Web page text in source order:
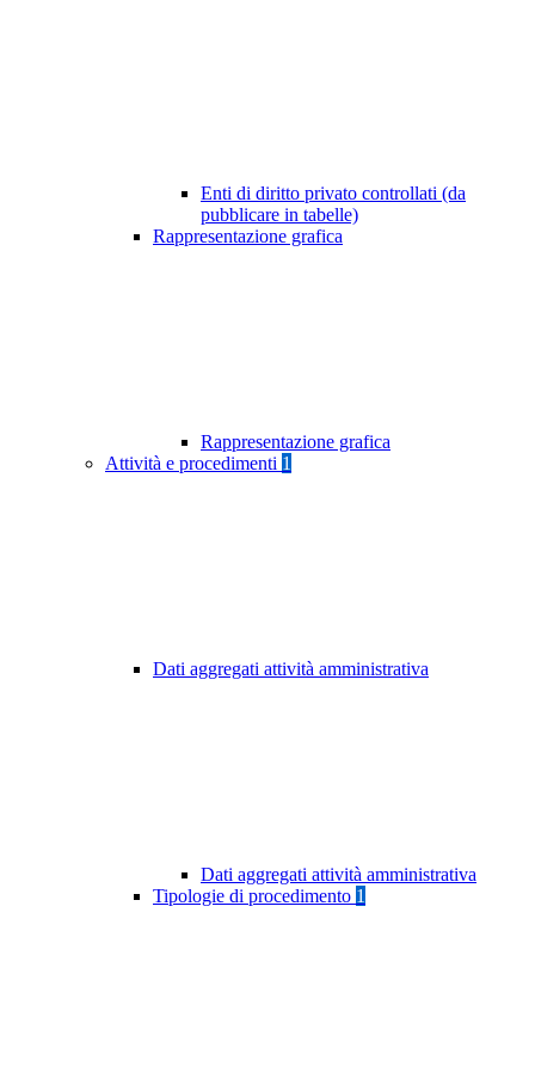
Enti di diritto privato controllati (da
pubblicare in tabelle)
Rappresentazione grafica
Rappresentazione grafica
Attività e procedimenti 1
Dati aggregati attività amministrativa
Dati aggregati attività amministrativa
Tipologie di procedimento 1